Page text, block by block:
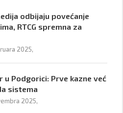
odbijaju povećanje
RTCG spremna za
2025,
u Podgorici: Prve kazne već
sistema
2025,